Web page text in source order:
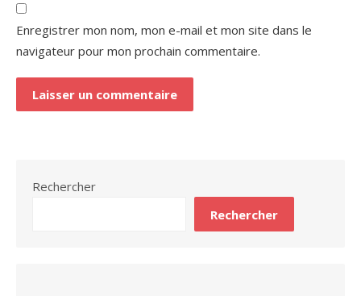
Enregistrer mon nom, mon e-mail et mon site dans le
navigateur pour mon prochain commentaire.
Rechercher
Rechercher